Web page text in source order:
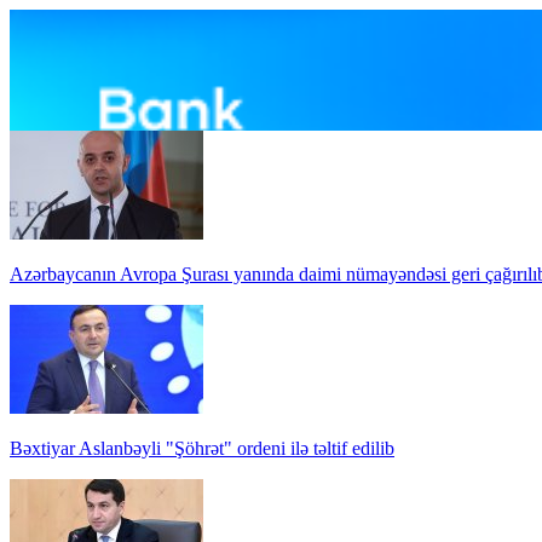
Azərbaycanın Avropa Şurası yanında daimi nümayəndəsi geri
Bəxtiyar Aslanbəyli "Şöhrət" ordeni ilə təltif edilib